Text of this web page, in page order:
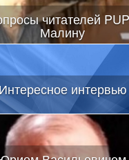
читателей
Малину
интервью